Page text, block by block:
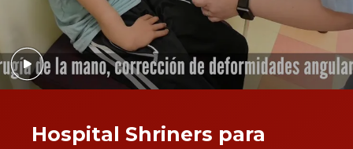
Hospital Shriners para